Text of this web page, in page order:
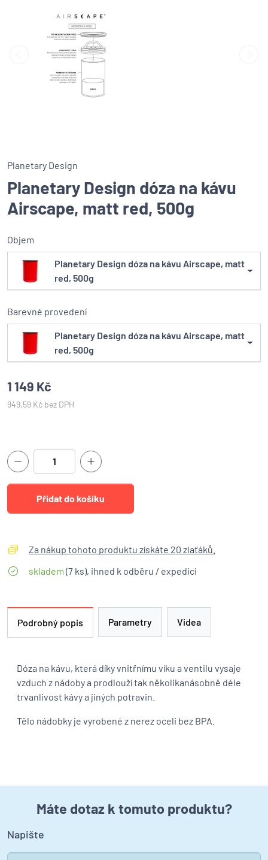
Planetary Design
Planetary Design dóza na kávu
Airscape, matt red, 500g
Objem
Planetary Design dóza na kávu Airscape, matt
red, 500g
Barevné provedení
Planetary Design dóza na kávu Airscape, matt
red, 500g
1 149 Kč
949,59 Kč bez DPH
Za nákup tohoto produktu získáte 20 zlaťáků.
skladem (7 ks), ihned k odběru / expedici
Podrobný popis Parametry Videa
Dóza na kávu, která díky vnitřnímu víku a ventilu vysaje
vzduch z nádoby a prodlouží tak několikanásobně déle
trvanlivost kávy a jiných potravin.
Tělo nádobky je vyrobené z nerez oceli bez BPA.
Máte dotaz k tomuto produktu?
Napište